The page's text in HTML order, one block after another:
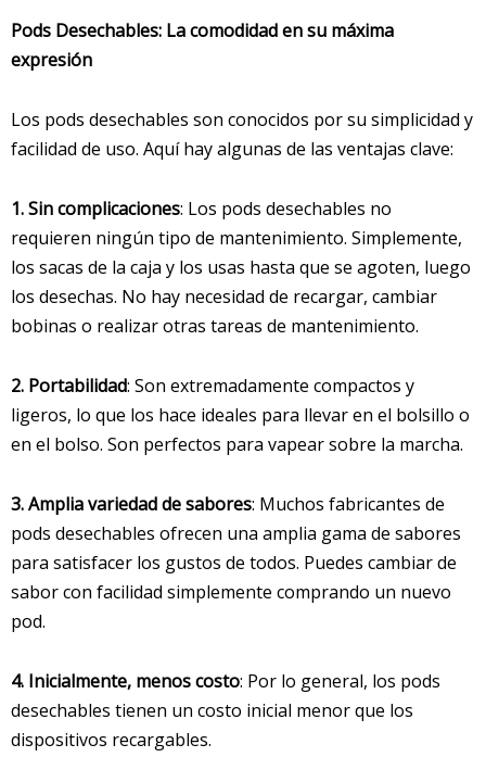
Pods Desechables: La comodidad en su máxima
expresión
Los pods desechables son conocidos por su simplicidad y
facilidad de uso. Aquí hay algunas de las ventajas clave:
1. Sin complicaciones: Los pods desechables no
requieren ningún tipo de mantenimiento. Simplemente,
los sacas de la caja y los usas hasta que se agoten, luego
los desechas. No hay necesidad de recargar, cambiar
bobinas o realizar otras tareas de mantenimiento.
2. Portabilidad: Son extremadamente compactos y
ligeros, lo que los hace ideales para llevar en el bolsillo o
en el bolso. Son perfectos para vapear sobre la marcha.
3. Amplia variedad de sabores: Muchos fabricantes de
pods desechables ofrecen una amplia gama de sabores
para satisfacer los gustos de todos. Puedes cambiar de
sabor con facilidad simplemente comprando un nuevo
pod.
4. Inicialmente, menos costo: Por lo general, los pods
desechables tienen un costo inicial menor que los
dispositivos recargables.